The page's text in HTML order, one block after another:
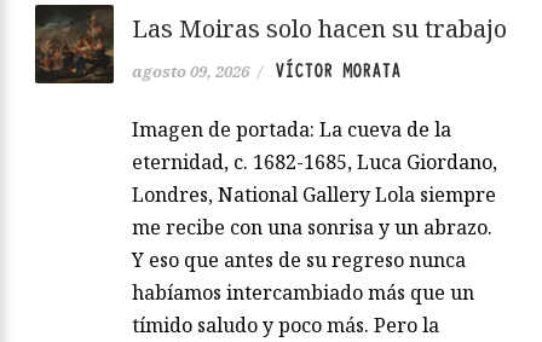
Las Moiras solo hacen su trabajo
agosto 09, 2026 / VÍCTOR MORATA
Imagen de portada: La cueva de la
eternidad, c. 1682-1685, Luca Giordano,
Londres, National Gallery Lola siempre
me recibe con una sonrisa y un abrazo.
Y eso que antes de su regreso nunca
habíamos intercambiado más que un
tímido saludo y poco más. Pero la